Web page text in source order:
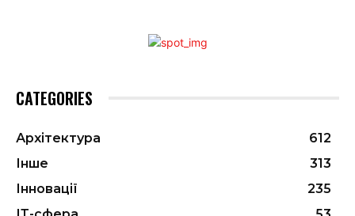
CATEGORIES
Архітектура
612
Інше
313
Інновації
235